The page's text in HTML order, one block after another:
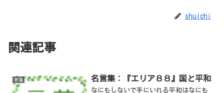
shuichi
関連記事
言葉 名言集：『エリア８８』国と平和
なにもしないで手にいれる平和はなにも